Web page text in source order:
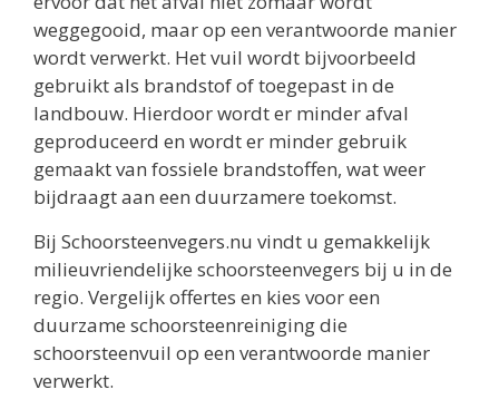
weggegooid, maar op een verantwoorde manier
wordt verwerkt. Het vuil wordt bijvoorbeeld
gebruikt als brandstof of toegepast in de
landbouw. Hierdoor wordt er minder afval
geproduceerd en wordt er minder gebruik
gemaakt van fossiele brandstoffen, wat weer
bijdraagt aan een duurzamere toekomst.
Bij Schoorsteenvegers.nu vindt u gemakkelijk
milieuvriendelijke schoorsteenvegers bij u in de
regio. Vergelijk offertes en kies voor een
duurzame schoorsteenreiniging die
schoorsteenvuil op een verantwoorde manier
verwerkt.